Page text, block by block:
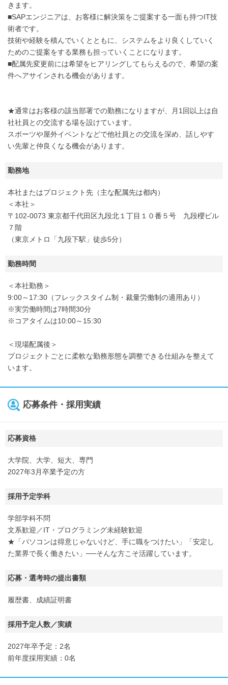
きます。
■SAPエンジニアは、お客様に解決策をご提案する一面も持つIT技
術者です。
技術や経験を積んでいくとともに、システムをより良くしていく
ためのご提案をする業務も担っていくことになります。
■配属先変更前には希望をヒアリングしてもらえるので、希望の案
件へアサインされる機会があります。
★通常はお客様の該当部署での勤務になりますが、月1回以上は自
社社員との交流する場を設けています。
スポーツや屋外イベントなどで他社員との交流を深め、話しやす
い先輩と仲良くなる機会があります。
勤務地
本社またはプロジェクト先（主な配属先は都内）
＜本社＞
〒102-0073 東京都千代田区九段北１丁目１０番５号 九段櫻ビル
７階
（東京メトロ「九段下駅」徒歩5分）
勤務時間
＜本社勤務＞
9:00～17:30（フレックスタイム制・裁量労働制の適用あり）
※実労働時間は7時間30分
※コアタイムは10:00～15:30
＜現場配属後＞
プロジェクトごとに柔軟な勤務形態を調整できる仕組みを整えて
います。
応募条件・採用実績
応募資格
大学院、大学、短大、専門
2027年3月卒業予定の方
採用予定学科
学部学科不問
文系歓迎／IT・プログラミング未経験歓迎
★「パソコンは得意じゃないけど、手に職をつけたい」「安定し
た業界で長く働きたい」──そんな方こそ活躍しています。
応募・選考時の提出書類
履歴書、成績証明書
採用予定人数／実績
2027年卒予定：2名
前年度採用実績：0名